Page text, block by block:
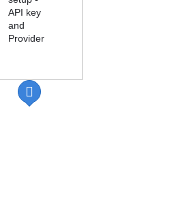
API key
and
Provider